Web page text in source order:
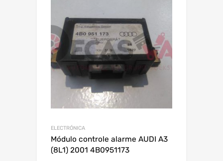
ELECTRÓNICA
Módulo controle alarme AUDI A3
(8L1) 2001 4B0951173